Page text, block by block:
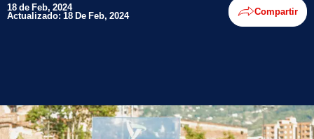
18 de Feb, 2024
Actualizado: 18 De Feb, 2024 Compartir